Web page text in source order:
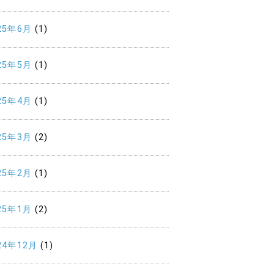
年6月 (1)
年5月 (1)
年4月 (1)
年3月 (2)
年2月 (1)
年1月 (2)
年12月 (1)